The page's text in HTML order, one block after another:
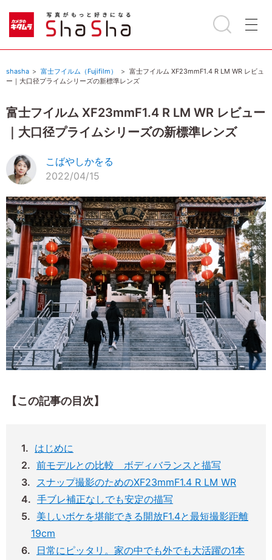
shasha 富士フイルム（Fujifilm）
富士フイルム XF23mmF1.4 R LM WR レビュ
ー｜大口径プライムシリーズの新標準レンズ
富士フイルム XF23mmF1.4 R LM WR レビュー
｜大口径プライムシリーズの新標準レンズ
こばやしかをる
2022/04/15
【この記事の目次】
はじめに
前モデルとの比較 ボディバランスと描写
スナップ撮影のためのXF23mmF1.4 R LM WR
手ブレ補正なしでも安定の描写
美しいボケを堪能できる開放F1.4と最短撮影距離
19cm
日常にピッタリ。家の中でも外でも大活躍の1本